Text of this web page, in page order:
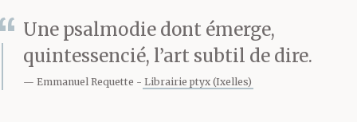
qui est important est
d’exhiber son nez et de
parler dans les
Une psalmodie dont émerge,
quintessencié, l’art subtil de dire.
Emmanuel Requette Librairie ptyx (Ixelles)